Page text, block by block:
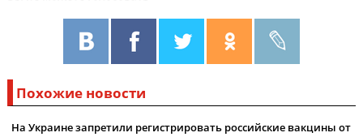
Похожие новости
На Украине запретили регистрировать российские вакцины от